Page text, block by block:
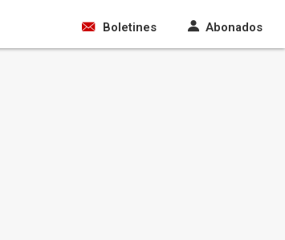
Boletines Abonados